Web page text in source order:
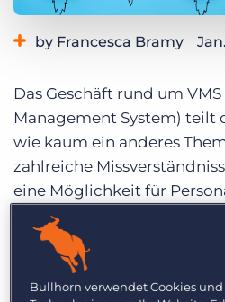
by Francesca Bramy
Das Geschäft rund um
Management System) teilt
wie kaum ein anderes
zahlreiche
eine Möglichkeit für
Wachstum zu realisieren,
notwendiges Übel, das
großen Unternehmen
überhaupt profitabel für
Bullhorn verwendet Cookies